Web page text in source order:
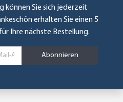
können Sie sich jederzeit
erhalten Sie einen 5
Ihre nächste Bestellung.
Abonnieren